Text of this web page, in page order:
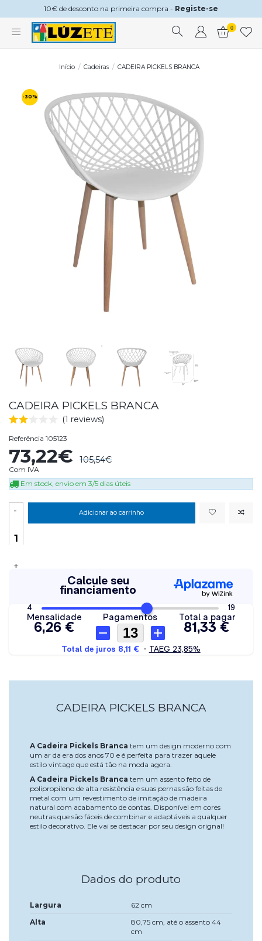
10€ de desconto na primeira compra - Registe-se
0
Início Cadeiras CADEIRA PICKELS BRANCA
-30%
CADEIRA PICKELS BRANCA
(1 reviews)
Referência 105123
73,22€ 105,54€
Com IVA
Em stock, envio em 3/5 dias úteis
-
+
Adicionar ao carrinho
CADEIRA PICKELS BRANCA
A Cadeira Pickels Branca tem um design moderno com
um ar da era dos anos 70 e é perfeita para trazer aquele
estilo vintage que está tão na moda agora.
A Cadeira Pickels Branca tem um assento feito de
polipropileno de alta resistência e suas pernas são feitas de
metal com um revestimento de imitação de madeira
natural com acabamento de contas. Disponível em cores
neutras que são fáceis de combinar e adaptáveis a qualquer
estilo decorativo. Ele vai se destacar por seu design orignal!
Dados do produto
Largura
62 cm
Alta
80,75 cm, até o assento 44
cm